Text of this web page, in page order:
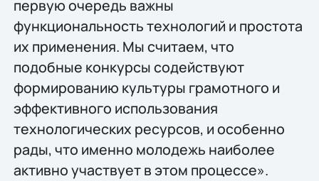
первую очередь важны
функциональность технологий и простота
их применения. Мы считаем, что
подобные конкурсы содействуют
формированию культуры грамотного и
эффективного использования
технологических ресурсов, и особенно
рады, что именно молодежь наиболее
активно участвует в этом процессе».